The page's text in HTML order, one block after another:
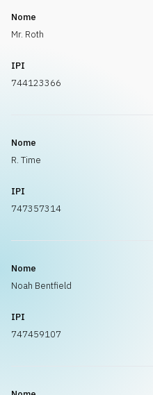
Nome
Mr. Roth
IPI
744123366
Nome
R. Time
IPI
747357314
Nome
Noah Bentfield
IPI
747459107